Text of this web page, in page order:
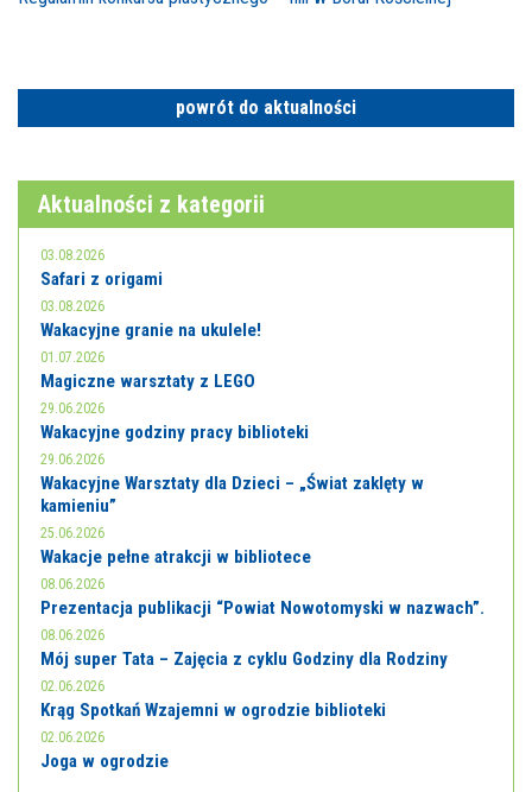
O NAS
powrót do aktualności
Aktualności z kategorii
03.08.2026
Safari z origami
03.08.2026
Wakacyjne granie na ukulele!
01.07.2026
Magiczne warsztaty z LEGO
29.06.2026
Wakacyjne godziny pracy biblioteki
29.06.2026
Wakacyjne Warsztaty dla Dzieci – „Świat zaklęty w
kamieniu”
25.06.2026
Wakacje pełne atrakcji w bibliotece
08.06.2026
Prezentacja publikacji “Powiat Nowotomyski w nazwach”.
08.06.2026
Mój super Tata – Zajęcia z cyklu Godziny dla Rodziny
02.06.2026
Krąg Spotkań Wzajemni w ogrodzie biblioteki
02.06.2026
Joga w ogrodzie